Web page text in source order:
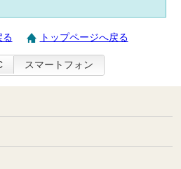
る トップページへ戻る
スマートフォン